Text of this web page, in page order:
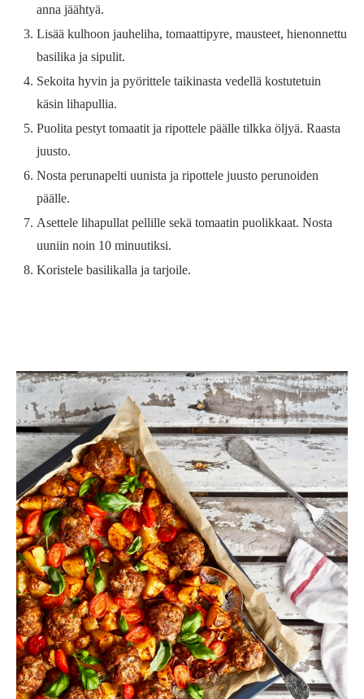
anna jäähtyä.
Lisää kulhoon jauheliha, tomaattipyre, mausteet, hienonnettu
basilika ja sipulit.
Sekoita hyvin ja pyörittele taikinasta vedellä kostutetuin
käsin lihapullia.
Puolita pestyt tomaatit ja ripottele päälle tilkka öljyä. Raasta
juusto.
Nosta perunapelti uunista ja ripottele juusto perunoiden
päälle.
Asettele lihapullat pellille sekä tomaatin puolikkaat. Nosta
uuniin noin 10 minuutiksi.
Koristele basilikalla ja tarjoile.